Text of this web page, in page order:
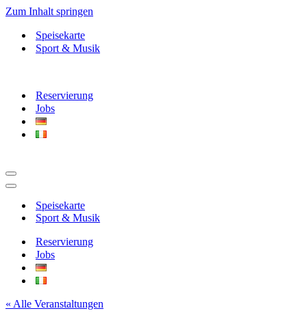
Zum Inhalt springen
Speisekarte
Sport & Musik
Reservierung
Jobs
Navigationsmenü
Navigationsmenü
Speisekarte
Sport & Musik
Reservierung
Jobs
« Alle Veranstaltungen